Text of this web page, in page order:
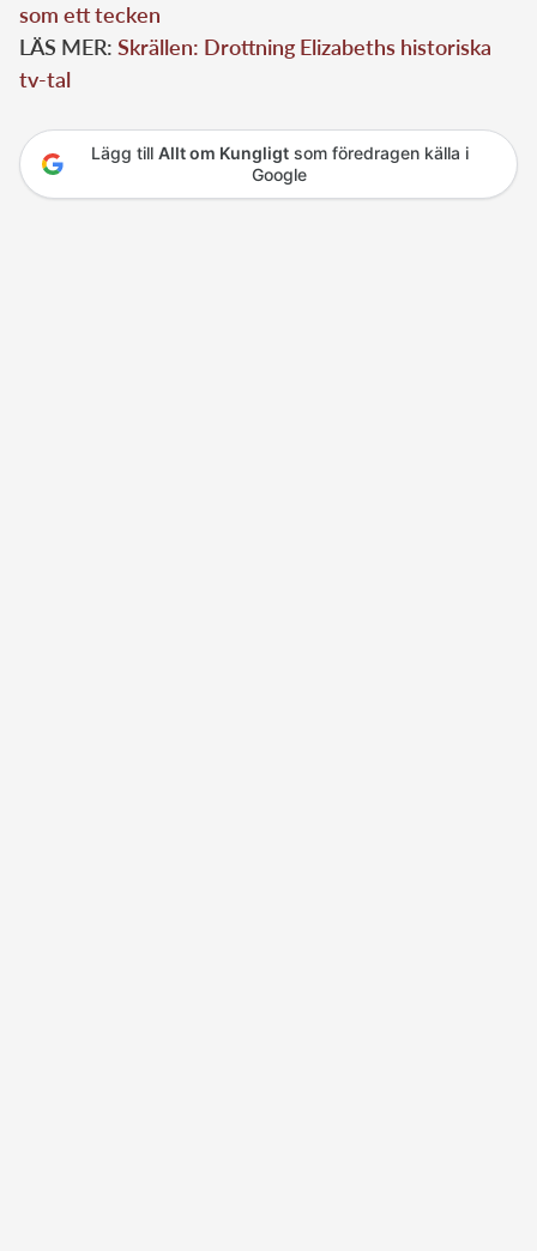
som ett tecken
LÄS MER: Skrällen: Drottning Elizabeths historiska
tv-tal
Lägg till Allt om Kungligtsom föredragen källa i
Google